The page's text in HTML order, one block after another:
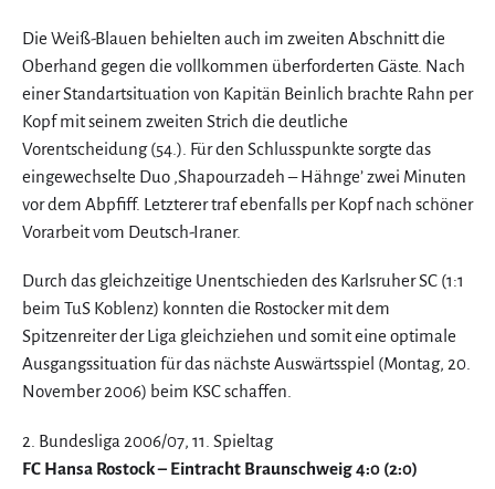
Die Weiß-Blauen behielten auch im zweiten Abschnitt die
Oberhand gegen die vollkommen überforderten Gäste. Nach
einer Standartsituation von Kapitän Beinlich brachte Rahn per
Kopf mit seinem zweiten Strich die deutliche
Vorentscheidung (54.). Für den Schlusspunkte sorgte das
eingewechselte Duo ‚Shapourzadeh – Hähnge’ zwei Minuten
vor dem Abpfiff. Letzterer traf ebenfalls per Kopf nach schöner
Vorarbeit vom Deutsch-Iraner.
Durch das gleichzeitige Unentschieden des Karlsruher SC (1:1
beim TuS Koblenz) konnten die Rostocker mit dem
Spitzenreiter der Liga gleichziehen und somit eine optimale
Ausgangssituation für das nächste Auswärtsspiel (Montag, 20.
November 2006) beim KSC schaffen.
2. Bundesliga 2006/07, 11. Spieltag
FC Hansa Rostock – Eintracht Braunschweig 4:0 (2:0)